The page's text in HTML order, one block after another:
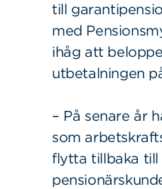
till
med
ihåg att
utbetalningen
– På senare år
som
flytta tillbaka till